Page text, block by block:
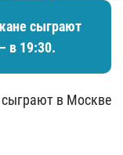
сыграют
в 19:30.
в Москве